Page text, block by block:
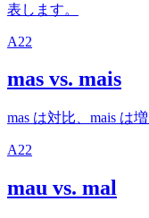
表します。
A22
mas vs. mais
mas は対比、mais は
A22
mau vs. mal